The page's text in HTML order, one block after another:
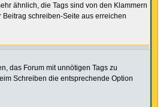
ähnlich, die Tags sind von den Klammern
schreiben-Seite aus erreichen
das Forum mit unnötigen Tags zu
Schreiben die entsprechende Option